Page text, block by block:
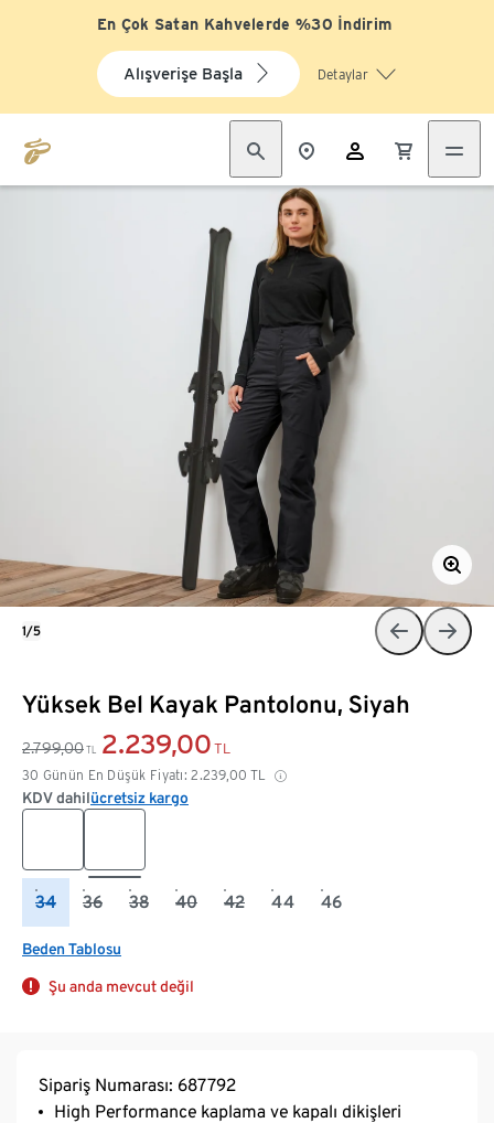
En Çok Satan Kahvelerde %30 İndirim
Alışverişe Başla Detaylar
Yüksek Bel Kayak Pantolonu, Siyah
2.799,00 TL 2.239,00 TL
30 Günün En Düşük Fiyatı: 2.239,00 TL
KDV dahilücretsiz kargo
34 36 38 40 42 44 46
Beden Tablosu
Şu anda mevcut değil
1/5
Sipariş Numarası: 687792
High Performance kaplama ve kapalı dikişleri